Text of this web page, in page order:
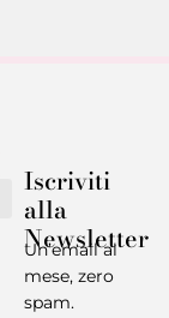
Iscriviti
alla
Newsletter
Un’email al
mese, zero
spam.